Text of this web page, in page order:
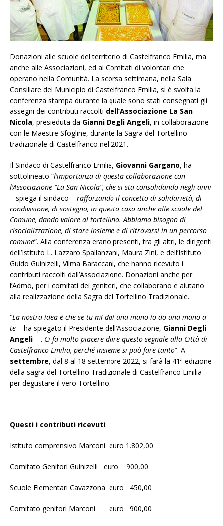
Donazioni alle scuole del territorio di Castelfranco Emilia, ma
anche alle Associazioni, ed ai Comitati di volontari che
operano nella Comunità. La scorsa settimana, nella Sala
Consiliare del Municipio di Castelfranco Emilia, si è svolta la
conferenza stampa durante la quale sono stati consegnati gli
assegni dei contributi raccolti dell’Associazione La San
Nicola, presieduta da Gianni Degli Angeli, in collaborazione
con le Maestre Sfogline, durante la Sagra del Tortellino
tradizionale di Castelfranco nel 2021.
Il Sindaco di Castelfranco Emilia, Giovanni Gargano, ha
sottolineato “l’importanza di questa collaborazione con
l’Associazione “La San Nicola”, che si sta consolidando negli anni
– spiega il sindaco – rafforzando il concetto di solidarietà, di
condivisione, di sostegno, in questo caso anche alle scuole del
Comune, dando valore al tortellino. Abbiamo bisogno di
risocializzazione, di stare insieme e di ritrovarsi in un percorso
comune”. Alla conferenza erano presenti, tra gli altri, le dirigenti
dell’Istituto L. Lazzaro Spallanzani, Maura Zini, e dell’Istituto
Guido Guinizelli, Vilma Baraccani, che hanno ricevuto i
contributi raccolti dall’Associazione. Donazioni anche per
l’Admo, per i comitati dei genitori, che collaborano e aiutano
alla realizzazione della Sagra del Tortellino Tradizionale.
“La nostra idea è che se tu mi dai una mano io do una mano a
te – ha spiegato il Presidente dell’Associazione, Gianni Degli
Angeli – . Ci fa molto piacere dare questo segnale alla Città di
Castelfranco Emilia, perché insieme si può fare tanto”. A
settembre, dal 8 al 18 settembre 2022, si farà la 41ª edizione
della sagra del Tortellino Tradizionale di Castelfranco Emilia
per degustare il vero Tortellino.
Questi i contributi ricevuti:
Istituto comprensivo Marconi euro 1.802,00
Comitato Genitori Guinizelli euro 900,00
Scuole Elementari Cavazzona euro 450,00
Comitato genitori Marconi euro 900,00